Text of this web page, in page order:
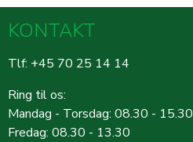
KONTAKT
Tlf: +45 70 25 14 14
Ring til os:
Mandag - Torsdag: 08.30 - 15.30
Fredag: 08.30 - 13.30